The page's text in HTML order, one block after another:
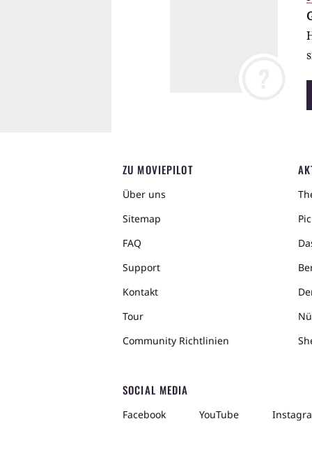
ZU MOVIEPILOT
Über uns
Sitemap
FAQ
Support
Kontakt
Tour
Community Richtlinien
SOCIAL MEDIA
Facebook YouTube